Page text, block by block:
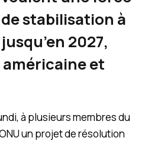
stabilisation à
2027,
américaine et
à plusieurs membres du
un projet de résolution